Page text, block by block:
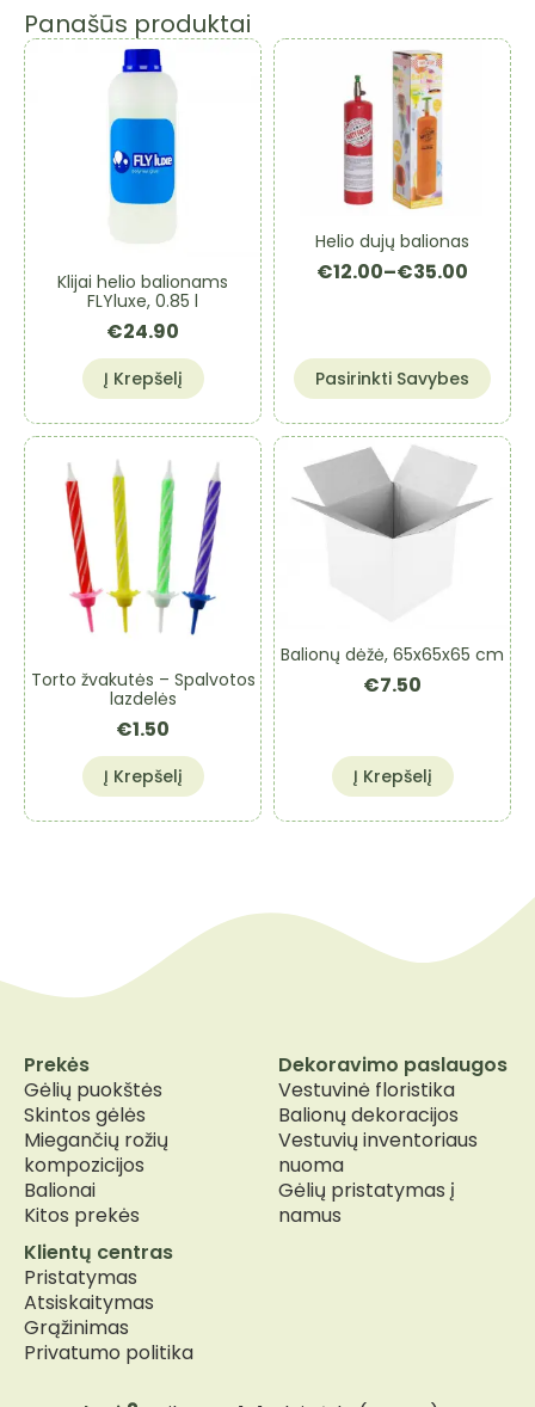
Panašūs produktai
Klijai helio balionams
FLYluxe, 0.85 l
€24.90
Į Krepšelį
Helio dujų balionas
€12.00–€35.00
Price
€35.00
Pasirinkti Savybes
This
product
has
multiple
variants.
The
options
the
product
Torto žvakutės – Spalvotos
lazdelės
€1.50
Į Krepšelį
Balionų dėžė, 65x65x65 cm
€7.50
Į Krepšelį
Prekės
Gėlių puokštės
Skintos gėlės
Miegančių rožių
kompozicijos
Balionai
Kitos prekės
Dekoravimo paslaugos
Vestuvinė floristika
Balionų dekoracijos
Vestuvių inventoriaus
nuoma
Gėlių pristatymas į
namus
Klientų centras
Pristatymas
Atsiskaitymas
Grąžinimas
Privatumo politika